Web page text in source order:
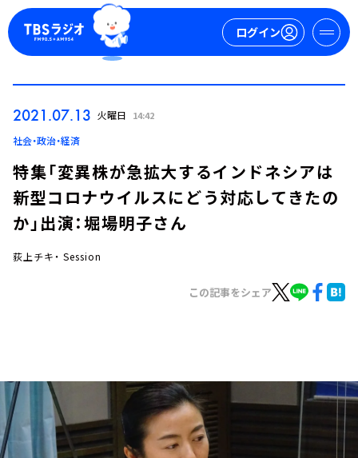
ログイン
イベント・グッズ
YouTube
会社情報
2021.07.13 火曜日 14:42
社会・政治・経済
特集「変異株が急拡大するインドネシアは
新型コロナウイルスにどう対応してきたの
か」出演：堀場明子さん
荻上チキ・ Session
この記事をシェア